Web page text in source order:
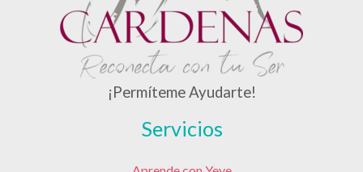
¡Permíteme Ayudarte!
Servicios